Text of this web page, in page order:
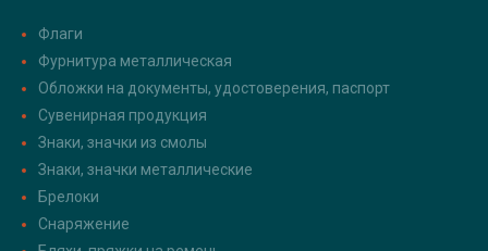
Флаги
Фурнитура металлическая
Обложки на документы, удостоверения, паспорт
Сувенирная продукция
Знаки, значки из смолы
Знаки, значки металлические
Брелоки
Снаряжение